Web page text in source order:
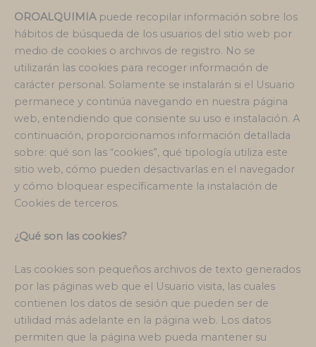
OROALQUIMIApuede recopilar información sobre los
hábitos de búsqueda de los usuarios del sitio web por
medio de cookies o archivos de registro. No se
utilizarán las cookies para recoger información de
carácter personal. Solamente se instalarán si el Usuario
permanece y continúa navegando en nuestra página
web, entendiendo que consiente su uso e instalación. A
continuación, proporcionamos información detallada
sobre: qué son las “cookies”, qué tipología utiliza este
sitio web, cómo pueden desactivarlas en el navegador
y cómo bloquear específicamente la instalación de
Cookies de terceros.
¿Qué son las cookies?
Las cookies son pequeños archivos de texto generados
por las páginas web que el Usuario visita, las cuales
contienen los datos de sesión que pueden ser de
utilidad más adelante en la página web. Los datos
permiten que la página web pueda mantener su